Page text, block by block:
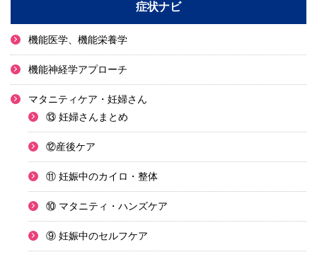
症状ナビ
機能医学、機能栄養学
機能神経学アプローチ
マタニティケア・妊婦さん
⑬ 妊婦さんまとめ
⑫産後ケア
⑪ 妊娠中のカイロ・整体
⑩ マタニティ・ハンズケア
⑨ 妊娠中のセルフケア